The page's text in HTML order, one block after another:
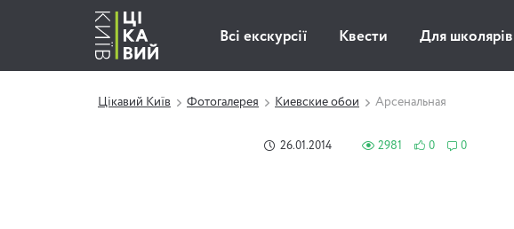
Всі екскурсії Квести Для школярів
Цікавий Київ Фотогалерея Киевские обои Арсенальная
26.01.2014 2981 0 0